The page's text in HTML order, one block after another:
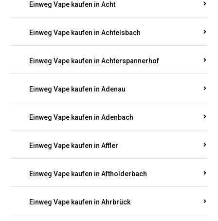
Einweg Vape kaufen in Acht
Einweg Vape kaufen in Achtelsbach
Einweg Vape kaufen in Achterspannerhof
Einweg Vape kaufen in Adenau
Einweg Vape kaufen in Adenbach
Einweg Vape kaufen in Affler
Einweg Vape kaufen in Aftholderbach
Einweg Vape kaufen in Ahrbrück